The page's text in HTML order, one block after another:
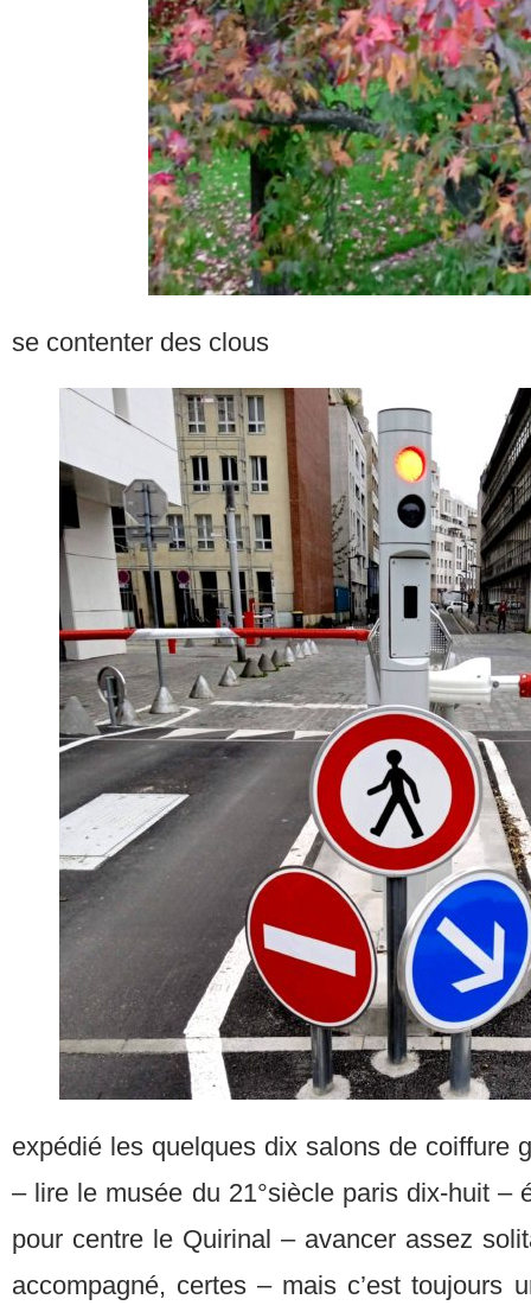
se contenter des clous
expédié les quelques dix salons de coiffure
– lire le musée du 21°siècle paris dix-huit –
pour centre le Quirinal – avancer assez
accompagné, certes – mais c’est toujours